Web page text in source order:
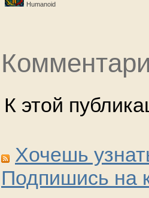
Humanoid
К этой
Хочешь
Подпишись на